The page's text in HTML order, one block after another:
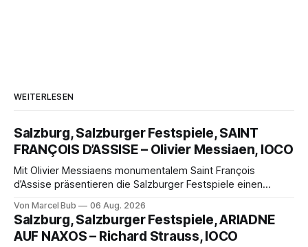
WEITERLESEN
Salzburg, Salzburger Festspiele, SAINT
FRANÇOIS D’ASSISE – Olivier Messiaen, IOCO
Mit Olivier Messiaens monumentalem Saint François
d’Assise präsentieren die Salzburger Festspiele einen
eine bildgewaltige Inszenierung, Maxime Pascal entfaltet
die komplexe Partitur eindrucksvoll, Philippe Sly berührt als
Franziskus.
Von Marcel Bub 06 Aug. 2026
Salzburg, Salzburger Festspiele, ARIADNE
AUF NAXOS – Richard Strauss, IOCO